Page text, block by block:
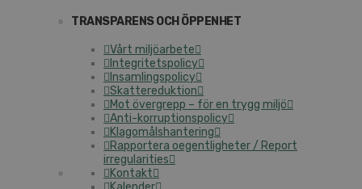
TRANSPARENS OCH ÖPPENHET
Vårt miljöarbete
Integritetspolicy
Insamlingspolicy
Skattereduktion
Mot övergrepp – för en trygg miljö
Anti-korruptionspolicy
Klagomålshantering
Rapportera oegentligheter / Report
irregularities
Kontakt